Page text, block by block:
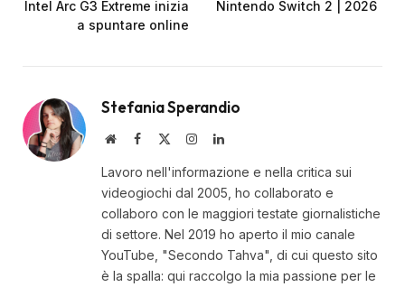
Intel Arc G3 Extreme inizia
a spuntare online
Nintendo Switch 2 | 2026
Stefania Sperandio
WebsiteFacebook InstagramLinkedIn
Lavoro nell'informazione e nella critica sui
videogiochi dal 2005, ho collaborato e
collaboro con le maggiori testate giornalistiche
di settore. Nel 2019 ho aperto il mio canale
YouTube, "Secondo Tahva", di cui questo sito
è la spalla: qui raccolgo la mia passione per le